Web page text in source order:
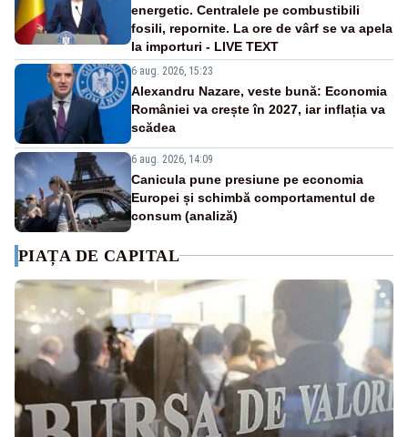
energetic. Centralele pe combustibili
fosili, repornite. La ore de vârf se va apela
la importuri - LIVE TEXT
6 aug. 2026, 15:23
Alexandru Nazare, veste bună: Economia
României va crește în 2027, iar inflația va
scădea
6 aug. 2026, 14:09
Canicula pune presiune pe economia
Europei și schimbă comportamentul de
consum (analiză)
PIAȚA DE CAPITAL